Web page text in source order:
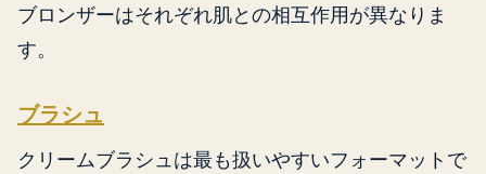
ブロンザーはそれぞれ肌との相互作用が異なりま
す。
ブラシュ
クリームブラシュは最も扱いやすいフォーマットで